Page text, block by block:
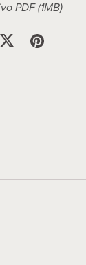
PDF(1MB)